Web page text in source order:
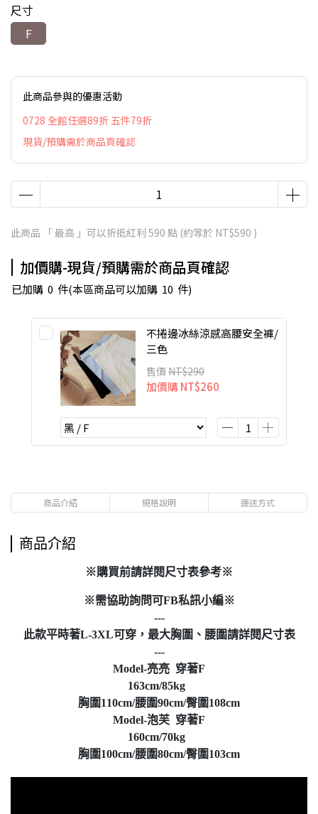
尺寸
F
此商品參與的優惠活動
0728 全館任選89折 五件79折
現貨/預購需於商品頁確認
此商品 「 最高 」可以折抵紅利 590 點 (約等於 NT$590 )
加價購-現貨/預購需於商品頁確認
已加購 0 件(本區商品可以加購 10 件)
不捲邊冰絲涼感高腰安全褲/
三色
售價 NT$290
加價購NT$260
商品介紹 規格說明 運送方式
商品介紹
※購買前請詳閱尺寸表參考※
※需協助詢問可FB私訊小編※
---
此款平時著L-3XL可穿，最大胸圍、腰圍請詳閱尺寸表
---
Model-亮亮 穿著F
163cm/85kg
胸圍110cm/腰圍90cm/臀圍108cm
Model-泡芙 穿著F
160cm/70kg
胸圍100cm/腰圍80cm/臀圍103cm